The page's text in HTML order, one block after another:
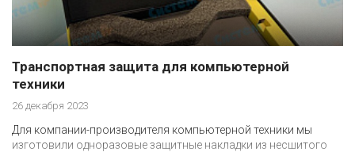
Транспортная защита для компьютерной
техники
26 декабря 2023
Для компании-производителя компьютерной техники мы
изготовили одноразовые защитные накладки из несшитого